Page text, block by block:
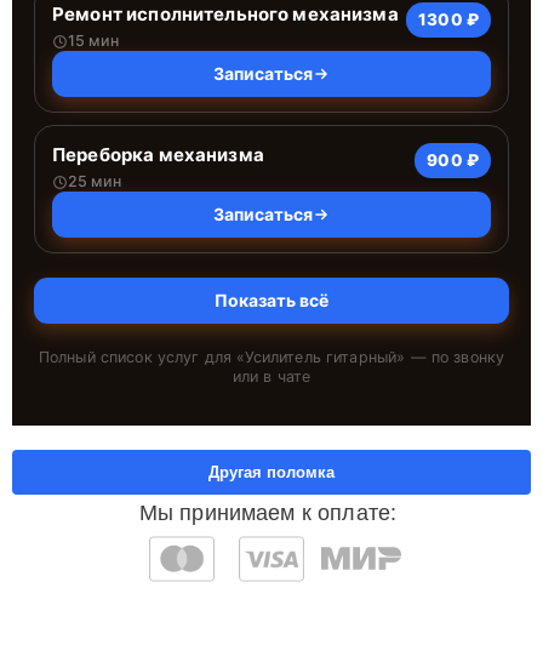
Ремонт исполнительного механизма
15 мин
1300 ₽
Записаться
Переборка механизма
25 мин
900 ₽
Записаться
Показать всё
Полный список услуг для «Усилитель гитарный» — по звонку
или в чате
Мы принимаем к оплате:
Другая поломка